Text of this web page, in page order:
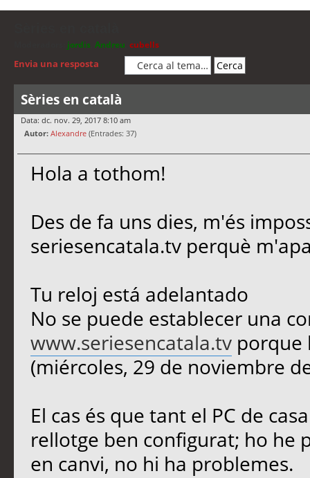
jordis Andreu cubells
Envia una resposta
Sèries en català
Data: dc. nov. 29, 2017 8:10 am
Autor: Alexandre (Entrades: 37)
Hola a tothom!
Des de fa uns dies, m'és
seriesencatala.tv perquè
Tu reloj está adelantado
No se puede establecer una
www.seriesencatala.tvporque
(miércoles, 29 de noviembre
El cas és que tant el PC de
rellotge ben configurat; ho he
en canvi, no hi ha problemes.